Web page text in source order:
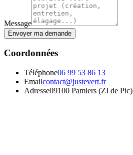
Message
Envoyer ma demande
Coordonnées
Téléphone06 99 53 86 13
Emailcontact@justevert.fr
Adresse09100 Pamiers (ZI de Pic)